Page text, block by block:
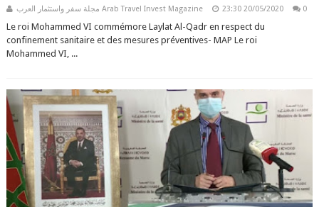
مجلة سفر واستثمار العرب Arab Travel Invest Magazine 23:30 20/05/2020 0
Le roi Mohammed VI commémore Laylat Al-Qadr en respect du
confinement sanitaire et des mesures préventives- MAP Le roi
Mohammed VI, ...